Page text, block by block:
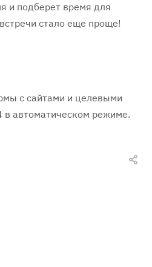
и подберет время для
стало еще проще!
с сайтами и целевыми
в автоматическом режиме.